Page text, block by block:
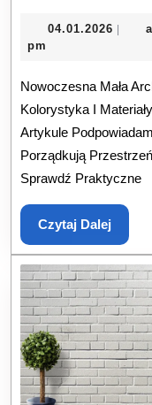
04.01.2026
pm
Nowoczesna Mała
Kolorystyka I
Artykule
Porządkują
Sprawdź Praktyczne
Czytaj DalejCzytaj
Dalej